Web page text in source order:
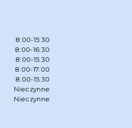
8:00-15:30
8:00-16:30
8:00-15:30
8:00-17:00
8:00-15:30
Nieczynne
Nieczynne